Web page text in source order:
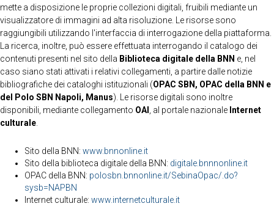
mette a disposizione le proprie collezioni digitali, fruibili mediante un
visualizzatore di immagini ad alta risoluzione. Le risorse sono
raggiungibili utilizzando l'interfaccia di interrogazione della piattaforma.
La ricerca, inoltre, può essere effettuata interrogando il catalogo dei
contenuti presenti nel sito della Biblioteca digitale della BNN e, nel
caso siano stati attivati i relativi collegamenti, a partire dalle notizie
bibliografiche dei cataloghi istituzionali (OPAC SBN, OPAC della BNN e
del Polo SBN Napoli, Manus). Le risorse digitali sono inoltre
disponibili, mediante collegamento OAI , al portale nazionale Internet
culturale
Sito della BNN: www.bnnonline.it
Sito della biblioteca digitale della BNN: digitale.bnnnonline.it
OPAC della BNN: polosbn.bnnonline.it/SebinaOpac/.do?
sysb=NAPBN
Internet culturale: www.internetculturale.it